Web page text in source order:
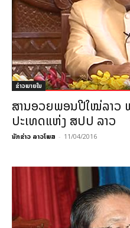
ຂ່າວພາຍ​ໃນ
ສານອວຍພອນປີໃໝ່ລາວ
ປະເທດແຫ່ງ ສປປ ລາວ
ນັກຂ່າວ ລາວໂພສ - 11/04/2016